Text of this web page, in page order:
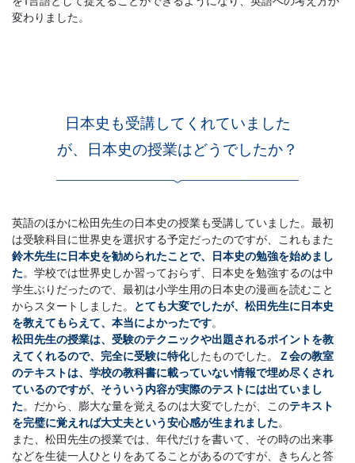
変わりました。
日本史も受講してくれていました
が、日本史の授業はどうでしたか？
英語のほかに松田先生の日本史の授業も受講していました。最初
は受験科目に世界史を選択する予定だったのですが、これもまた
鈴木先生に日本史を勧められたことで、日本史の勉強を始めまし
た。学校では世界史しか習っておらず、日本史を勉強するのは中
学生ぶりだったので、最初は小学生用の日本史の漫画を読むこと
からスタートしました。
とても大変でしたが、松田先生に日本史
を教えてもらえて、本当によかったです。
松田先生の授業は、受験のテクニックや出題されるポイントを教
えてくれるので、 完全に受験に特化したものでした。
Ｚ会の教室
のテキストは、学校の教科書に載っていない情報で埋め尽くされ
ているのですが、そういう内容が実際のテストには出ていまし
た。だから、膨大な量を覚えるのは大変でしたが、このテキスト
を完璧に覚えれば大丈夫という安心感が生まれました。
また、松田先生の授業では、年代だけを書いて、その時の出来事
などを生徒一人ひとりをあてることがあるのですが、きちんと答